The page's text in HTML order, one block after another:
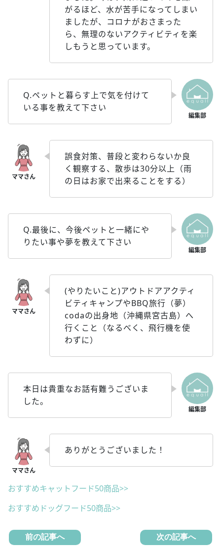
がるほど、水が苦手になってしまい
ましたが、コロナがおさまった
ら、無理のないアクティビティを楽
しもうと思っています。
Q.ペットと暮らす上で気を付けて
いる事を教えて下さい
誤食対策、普段と変わらないか良
く観察する、散歩は30分以上（雨
の日はお家で出来ることをする）
Q.最後に、今後ペットと一緒にや
りたい事や夢を教えて下さい
(やりたいこと)アウトドアアクティ
ビティキャンプやBBQ旅行（夢）
codaの出身地（沖縄県宮古島）へ
行くこと（なるべく、飛行機を使
わずに）
本日は貴重なお話有難うございま
した。
ありがとうございました！
おすすめキャットフード50商品>>
おすすめドッグフード50商品>>
前の記事へ 次の記事へ